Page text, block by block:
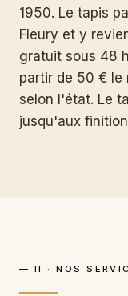
1950. Le tapis
Fleury et y
gratuit sous 48
partir de 50 € le
selon l'état. Le
jusqu'aux
— II · NOS